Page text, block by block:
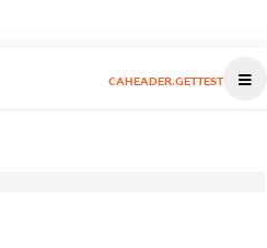
CAHEADER.GETTEST